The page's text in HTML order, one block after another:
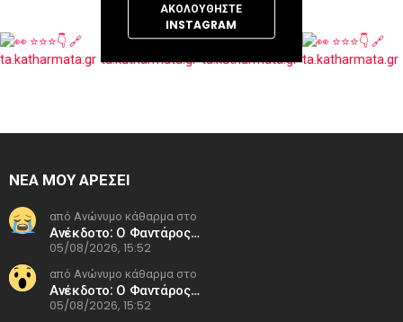
ΑΚΟΛΟΥΘΉΣΤΕ
INSTAGRAM
ΝΕΑ ΜΟΥ ΑΡΕΣΕΙ
από Ανώνυμο κάθαρμα στο
Ανέκδοτο: Ο Φαντάρος…
05/08/2026, 15:52
από Ανώνυμο κάθαρμα στο
Ανέκδοτο: Ο Φαντάρος…
05/08/2026, 15:52